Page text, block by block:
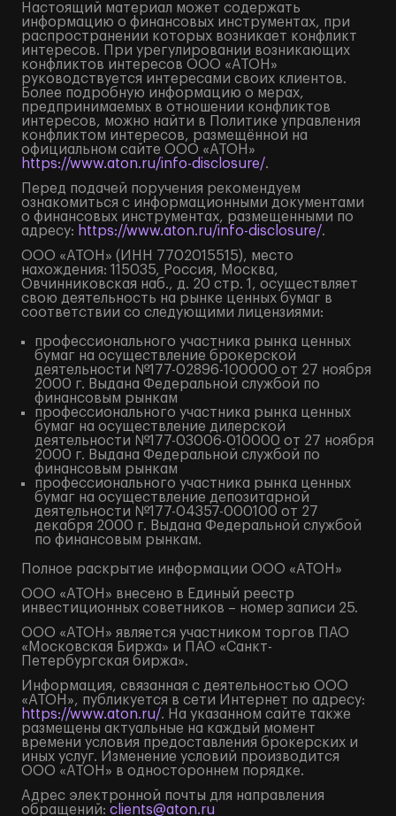
Настоящий материал может содержать
информацию о финансовых инструментах, при
распространении которых возникает конфликт
интересов. При урегулировании возникающих
конфликтов интересов ООО «АТОН»
руководствуется интересами своих клиентов.
Более подробную информацию о мерах,
предпринимаемых в отношении конфликтов
интересов, можно найти в Политике управления
конфликтом интересов, размещённой на
официальном сайте ООО «АТОН»
https://www.aton.ru/info-disclosure/.
Перед подачей поручения рекомендуем
ознакомиться с информационными документами
о финансовых инструментах, размещенными по
адресу: https://www.aton.ru/info-disclosure/.
ООО «АТОН» (ИНН 7702015515), место
нахождения: 115035, Россия, Москва,
Овчинниковская наб., д. 20 стр. 1, осуществляет
свою деятельность на рынке ценных бумаг в
соответствии со следующими лицензиями:
профессионального участника рынка ценных
бумаг на осуществление брокерской
деятельности №177-02896-100000 от 27 ноября
2000 г. Выдана Федеральной службой по
финансовым рынкам
профессионального участника рынка ценных
бумаг на осуществление дилерской
деятельности №177-03006-010000 от 27 ноября
2000 г. Выдана Федеральной службой по
финансовым рынкам
профессионального участника рынка ценных
бумаг на осуществление депозитарной
деятельности №177-04357-000100 от 27
декабря 2000 г. Выдана Федеральной службой
по финансовым рынкам.
Полное раскрытие информации ООО «АТОН»
ООО «АТОН» внесено в Единый реестр
инвестиционных советников – номер записи 25.
ООО «АТОН» является участником торгов ПАО
«Московская Биржа» и ПАО «Санкт-
Петербургская биржа».
Информация, связанная с деятельностью ООО
«АТОН», публикуется в сети Интернет по адресу:
https://www.aton.ru/. На указанном сайте также
размещены актуальные на каждый момент
времени условия предоставления брокерских и
иных услуг. Изменение условий производится
ООО «АТОН» в одностороннем порядке.
Адрес электронной почты для направления
обращений: clients@aton.ru